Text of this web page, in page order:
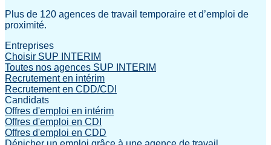
Plus de 120 agences de travail temporaire et d’emploi de
proximité.
Entreprises
Choisir SUP INTERIM
Toutes nos agences SUP INTERIM
Recrutement en intérim
Recrutement en CDD/CDI
Candidats
Offres d'emploi en intérim
Offres d'emploi en CDI
Offres d'emploi en CDD